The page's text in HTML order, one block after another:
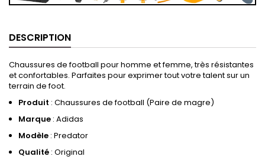
DESCRIPTION
Chaussures de football pour homme et femme, très résistantes
et confortables. Parfaites pour exprimer tout votre talent sur un
terrain de foot.
Produit : Chaussures de football (Paire de magre)
Marque : Adidas
Modèle : Predator
Qualité : Original